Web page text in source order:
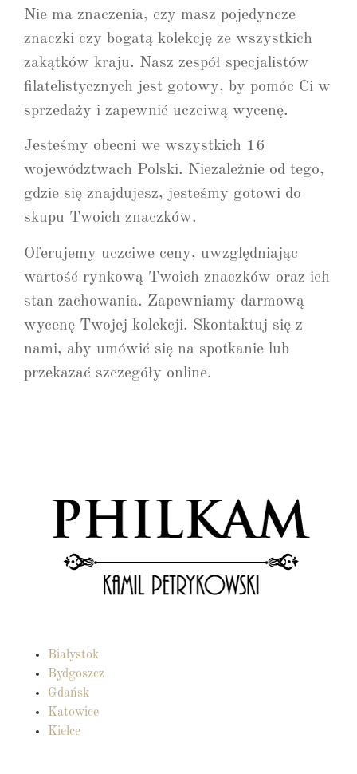
Nie ma znaczenia, czy masz pojedyncze
znaczki czy bogatą kolekcję ze wszystkich
zakątków kraju. Nasz zespół specjalistów
filatelistycznych jest gotowy, by pomóc Ci w
sprzedaży i zapewnić uczciwą wycenę.
Jesteśmy obecni we wszystkich 16
województwach Polski. Niezależnie od tego,
gdzie się znajdujesz, jesteśmy gotowi do
skupu Twoich znaczków.
Oferujemy uczciwe ceny, uwzględniając
wartość rynkową Twoich znaczków oraz ich
stan zachowania. Zapewniamy darmową
wycenę Twojej kolekcji. Skontaktuj się z
nami, aby umówić się na spotkanie lub
przekazać szczegóły online.
Białystok
Bydgoszcz
Gdańsk
Katowice
Kielce